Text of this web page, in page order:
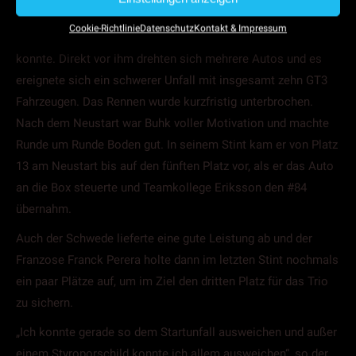
Cookie-RichtlinieDatenschutzKontakt & Impressum
Monza und hatte enormes Glück, als er nur knapp einem
Startunfall auf dem Weg in die erste Schikane ausweichen
konnte. Direkt vor ihm drehten sich mehrere Autos und es
ereignete sich ein schwerer Unfall mit insgesamt zehn GT3
Fahrzeugen. Das Rennen wurde kurzfristig unterbrochen.
Nach dem Neustart war Buhk voller Motivation und machte
Runde um Runde Boden gut. In seinem Stint kam er von Platz
13 am Neustart bis auf den fünften Platz vor, als er das Auto
an die Box steuerte und Teamkollege Eriksson den #84
übernahm.
Auch der Schwede lieferte eine gute Leistung ab und der
Franzose Franck Perera holte dann im letzten Stint nochmals
ein paar Plätze auf, um im Ziel den dritten Platz für das Trio
zu sichern.
„Ich konnte gerade so dem Startunfall ausweichen und außer